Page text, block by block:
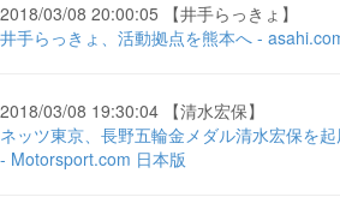
2018/03/08 20:00:05 【井手らっきょ】
井手らっきょ、活動拠点を熊本へ -
2018/03/08 19:30:04 【清水宏保】
ネッツ東京、長野五輪金メダル清水宏保を起
- Motorsport.com 日本版